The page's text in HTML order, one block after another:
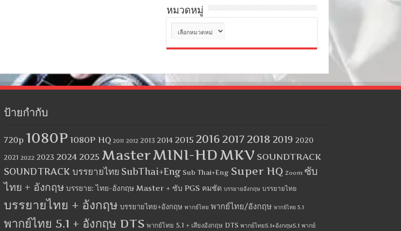
หมวดหมู่
หมู่
ป้ายกำกับ
720p 1080P 1080P HQ 2011 2012 2013 2014 2015 2016 2017 2018 2019 2020
2021 2022 2023 2024 2025 MasterMINI-HDMKV SOUNDTRACK
SOUNDTRACK บรรยายไทย SubThai+Eng Sub Thai+Eng Super HQ Zoom ซับ
ไทย + อังกฤษ บรรยาย: ไทย-อังกฤษ Master + ซับ PGS คมชัด บรรยายอังกฤษ บรรยายไทย
บรรยายไทย + อังกฤษ บรรยายไทย+อังกฤษ พากย์ไทย พากย์ไทย/อังกฤษ พากย์ไทย 5.1
พากย์ไทย 5.1 + อังกฤษ DTS พากย์ไทย 5.1 + เสียงอังกฤษ DTS พากย์ไทย5.1+อังกฤษ5.1 พากย์